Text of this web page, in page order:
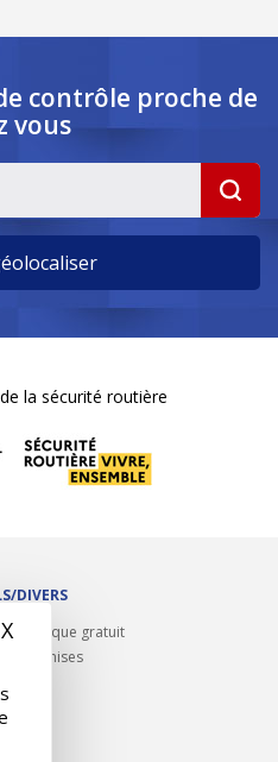
X Masquer le bandeau des
contrôle proche de
vous
la sécurité routière
DIVERS
technique gratuit
Remises